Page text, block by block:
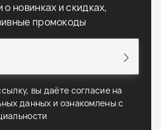
новинках и скидках,
промокоды
вы даёте согласие на
данных и ознакомлены с